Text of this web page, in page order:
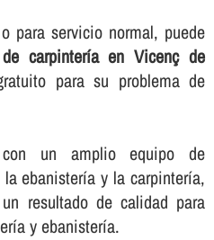
para servicio normal, puede
de carpinterí­a en Vicenç de
para su problema de
con un amplio equipo de
ebanisterí­a y la carpinterí­a,
resultado de calidad para
y ebanisterí­a.